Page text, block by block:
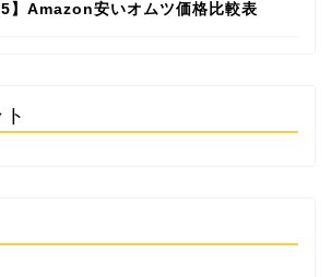
】Amazon安いオムツ価格比較表